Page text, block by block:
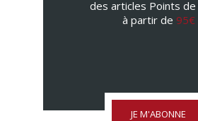
des articles Points
à partir de 95€
JE M'ABONNE